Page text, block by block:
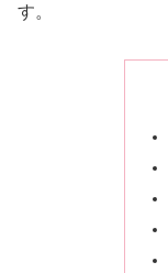
す。